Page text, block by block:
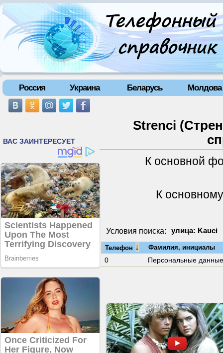
Россия Украина Беларусь Молдова
Strenci
К основной
К
Условия поиска: улица: Kauci
Телефон ↓ Фамилия, инициалы
0 Персональные данные